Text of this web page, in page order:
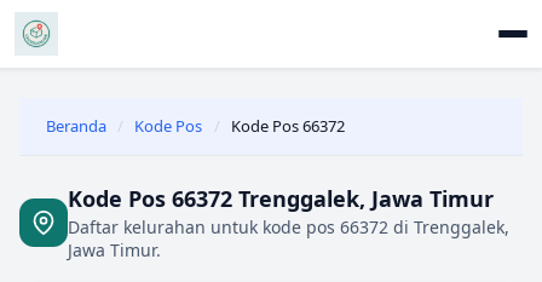
Beranda / Kode Pos / Kode Pos 66372
Kode Pos 66372 Trenggalek, Jawa Timur
Daftar kelurahan untuk kode pos 66372 di Trenggalek,
Jawa Timur.